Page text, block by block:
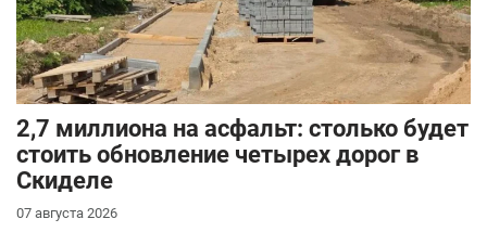
2,7 миллиона на асфальт: столько будет
стоить обновление четырех дорог в
Скиделе
07 августа 2026